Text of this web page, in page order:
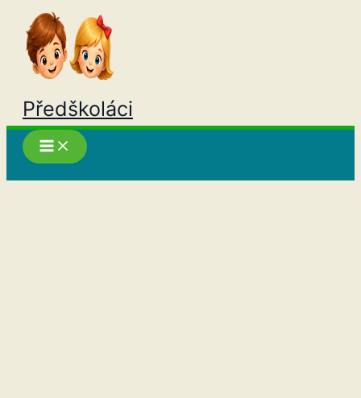
Přeskočit
obsah
Předškoláci